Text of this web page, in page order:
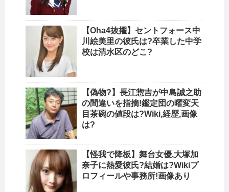
【Oha4抜擢】セントフォース中
川絵美里の彼氏は?卒業した中学
校は清水区のどこ?
【偽物?】長江惣吉が中島誠之助
の間違いを指摘!鑑定団の曜変天
目茶碗の値段は?Wiki,経歴,画像
は?
【怪我で降板】舞台女優,大塚加
奈子に熱愛彼氏?結婚は?Wikiプ
ロフィールや事務所!画像あり